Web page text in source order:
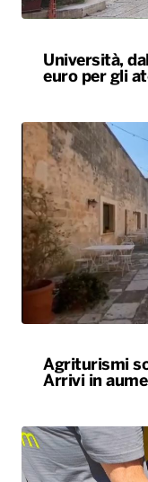
Università,
euro per gli
Agriturismi
Arrivi in